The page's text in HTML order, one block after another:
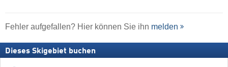
Fehler aufgefallen? Hier können Sie ihn melden
Dieses Skigebiet buchen